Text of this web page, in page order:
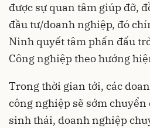
được sự quan tâm giúp đỡ,
đầu tư/doanh nghiệp, đó
Ninh quyết tâm phấn đấu
Công nghiệp theo hướng
Trong thời gian tới, các
công nghiệp sẽ sớm
sinh thái, doanh nghiệp